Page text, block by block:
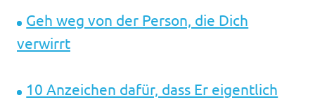
Geh weg von der Person, die Dich
verwirrt
10 Anzeichen dafür, dass Er ​eigentlich